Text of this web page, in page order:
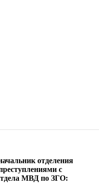
отделения
с
МВД по ЗГО: